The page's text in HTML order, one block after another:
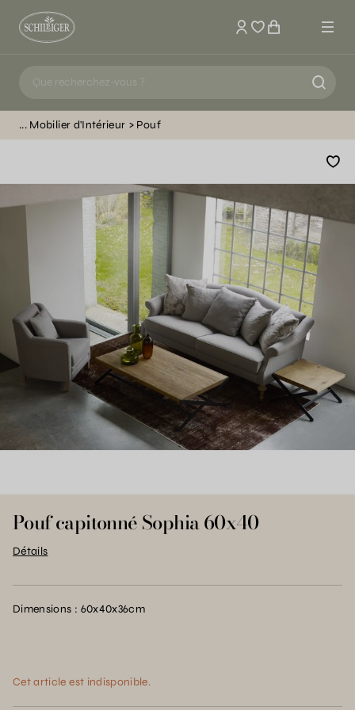
Mon compte
Mobilier d'Intérieur Pouf
Pouf capitonné Sophia 60x40
Détails
Dimensions : 60x40x36cm
Cet article est indisponible.